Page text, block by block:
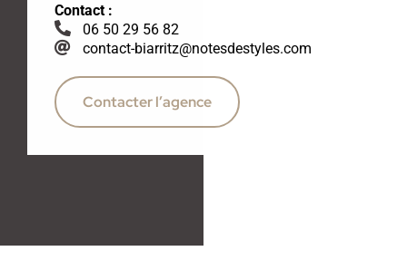
Contact :
06 50 29 56 82
contact-biarritz@notesdestyles.com
Contacter l’agence